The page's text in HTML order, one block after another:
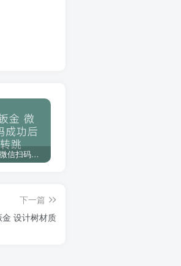
博士钣金 微信扫码成功后不转跳
下一篇
设计树材质